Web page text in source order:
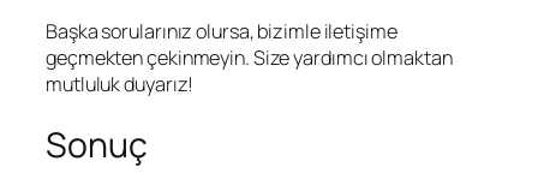
Başka sorularınız olursa, bizimle iletişime
geçmekten çekinmeyin. Size yardımcı olmaktan
mutluluk duyarız!
Sonuç